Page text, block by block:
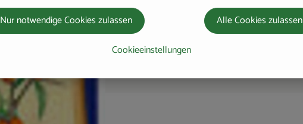
Cookieeinstellungen
Nur notwendige Cookies zulassen Alle Cookies zulassen